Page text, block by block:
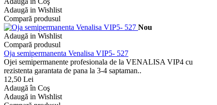
Adaugă in Wishlist
Compară produsul
Nou
Adaugă in Wishlist
Compară produsul
Oja semipermanenta Venalisa VIP5- 527
Ojei semipermanente profesionala de la VENALISA VIP4 cu
rezistenta garantata de pana la 3-4 saptaman..
12,50 Lei
Adaugă în Coş
Adaugă in Wishlist